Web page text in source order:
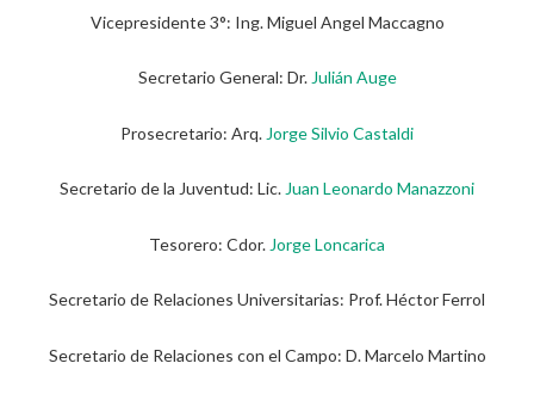
Vicepresidente 3°: Ing. Miguel Angel Maccagno
Secretario General: Dr. Julián Auge
Prosecretario: Arq. Jorge Silvio Castaldi
Secretario de la Juventud: Lic. Juan Leonardo Manazzoni
Tesorero: Cdor. Jorge Loncarica
Secretario de Relaciones Universitarias: Prof. Héctor Ferrol
Secretario de Relaciones con el Campo: D. Marcelo Martino